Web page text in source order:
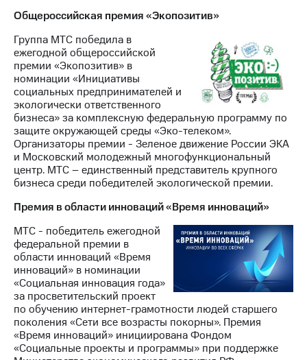
Общероссийская премия «Экопозитив»
Группа МТС победила в
ежегодной общероссийской
премии «Экопозитив» в
номинации «Инициативы
социальных предпринимателей и
экологически ответственного
бизнеса» за комплексную федеральную программу по
защите окружающей среды «Эко-телеком».
Организаторы премии - Зеленое движение России ЭКА
и Московский молодежный многофункциональный
центр. МТС – единственный представитель крупного
бизнеса среди победителей экологической премии.
Премия в области инноваций «Время инноваций»
МТС - победитель ежегодной
федеральной премии в
области инноваций «Время
инноваций» в номинации
«Социальная инновация года»
за просветительский проект
по обучению интернет-грамотности людей старшего
поколения «Сети все возрасты покорны». Премия
«Время инноваций» инициирована Фондом
«Социальные проекты и программы» при поддержке